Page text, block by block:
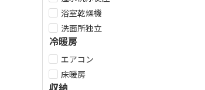
浴室乾燥機
洗面所独立
冷暖房
エアコン
床暖房
収納